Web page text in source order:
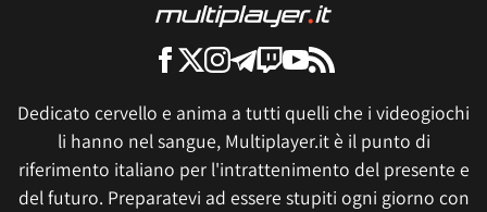
Dedicato cervello e anima a tutti quelli che i videogiochi
li hanno nel sangue, Multiplayer.it è il punto di
riferimento italiano per l'intrattenimento del presente e
del futuro. Preparatevi ad essere stupiti ogni giorno con